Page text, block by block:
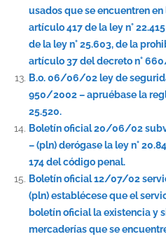
usados que se encuentren
artículo 417 de la ley n°
de la ley n° 25.603, de la
artículo 37 del decreto n°
B.o. 06/06/02 ley de
950/2002 – apruébase la
25.520.
Boletín oficial 20/06/02
– (pln) derógase la ley n°
174 del código penal.
Boletín oficial 12/07/02
(pln) establécese que el
boletín oficial la existencia y
mercaderías que se